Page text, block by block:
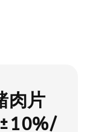
肉片